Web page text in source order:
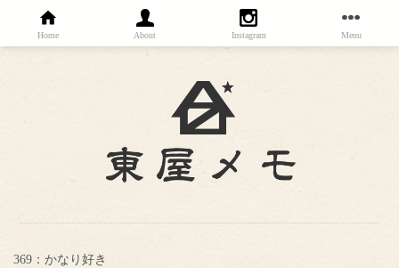
Home About Instagram Menu
369：かなり好き